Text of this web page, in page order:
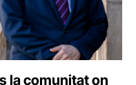
la comunitat on